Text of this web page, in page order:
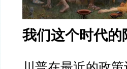
我们这个时代